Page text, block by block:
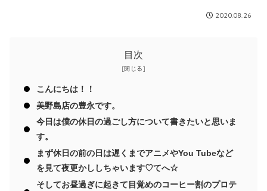
2020.08.26
目次
こんにちは！！
美野島店の豊永です。
今日は僕の休日の過ごし方について書きたいと思いま
す。
まず休日の前の日は遅くまでアニメやYou Tubeなど
を見て夜更かししちゃいます♡てへ☆
そしてお昼過ぎに起きて目覚めのコーヒー割のプロテ